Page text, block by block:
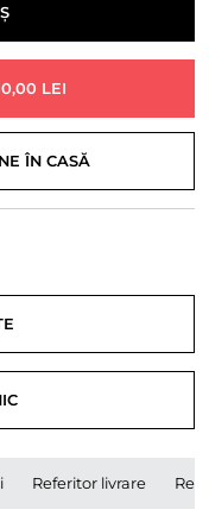
LEI
ÎN CASĂ
Referitor livrare